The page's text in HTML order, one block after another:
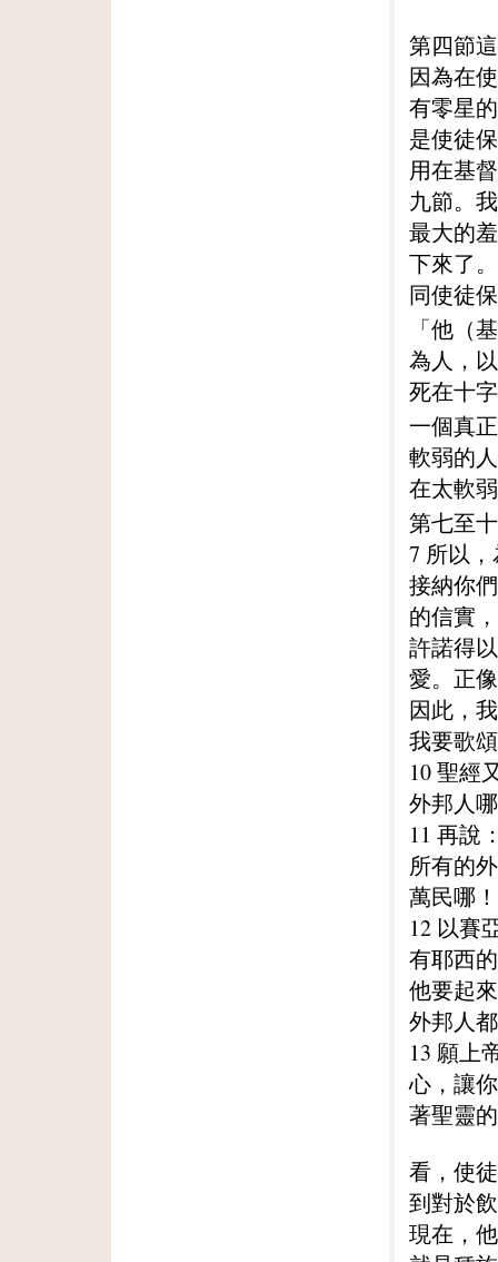
第四節
因為在
有零星
是使徒
用在基
九節。
最大的
下來了
同使徒
「他（
為人，
死在十
一個真
軟弱的
在太軟
第七至
7 所以
接納你
的信實
許諾得
愛。正
因此，
我要歌
10 聖經
外邦人
11 再說
所有的
萬民哪
12 以賽
有耶西
他要起
外邦人
13 願上
心，讓
著聖靈
看，使
到對於
現在，